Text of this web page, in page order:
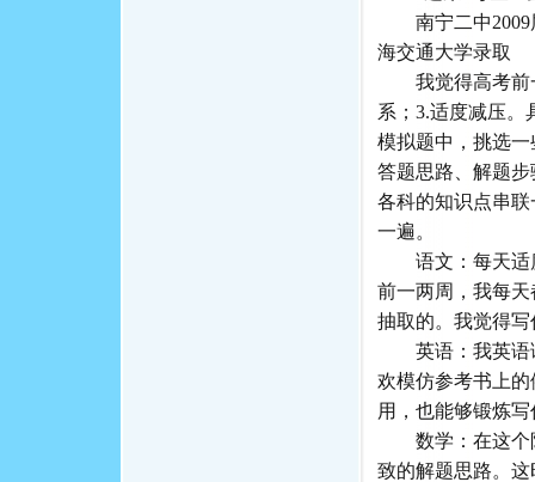
南宁二中2009
海交通大学录取
我觉得高考前一
系；3.适度减压。
模拟题中，挑选
答题思路、解题
各科的知识点串
一遍。
语文：每天适度
前一两周，我每
抽取的。我觉得
英语：我英语语
欢模仿参考书上
用，也能够锻炼
数学：在这个阶
致的解题思路。